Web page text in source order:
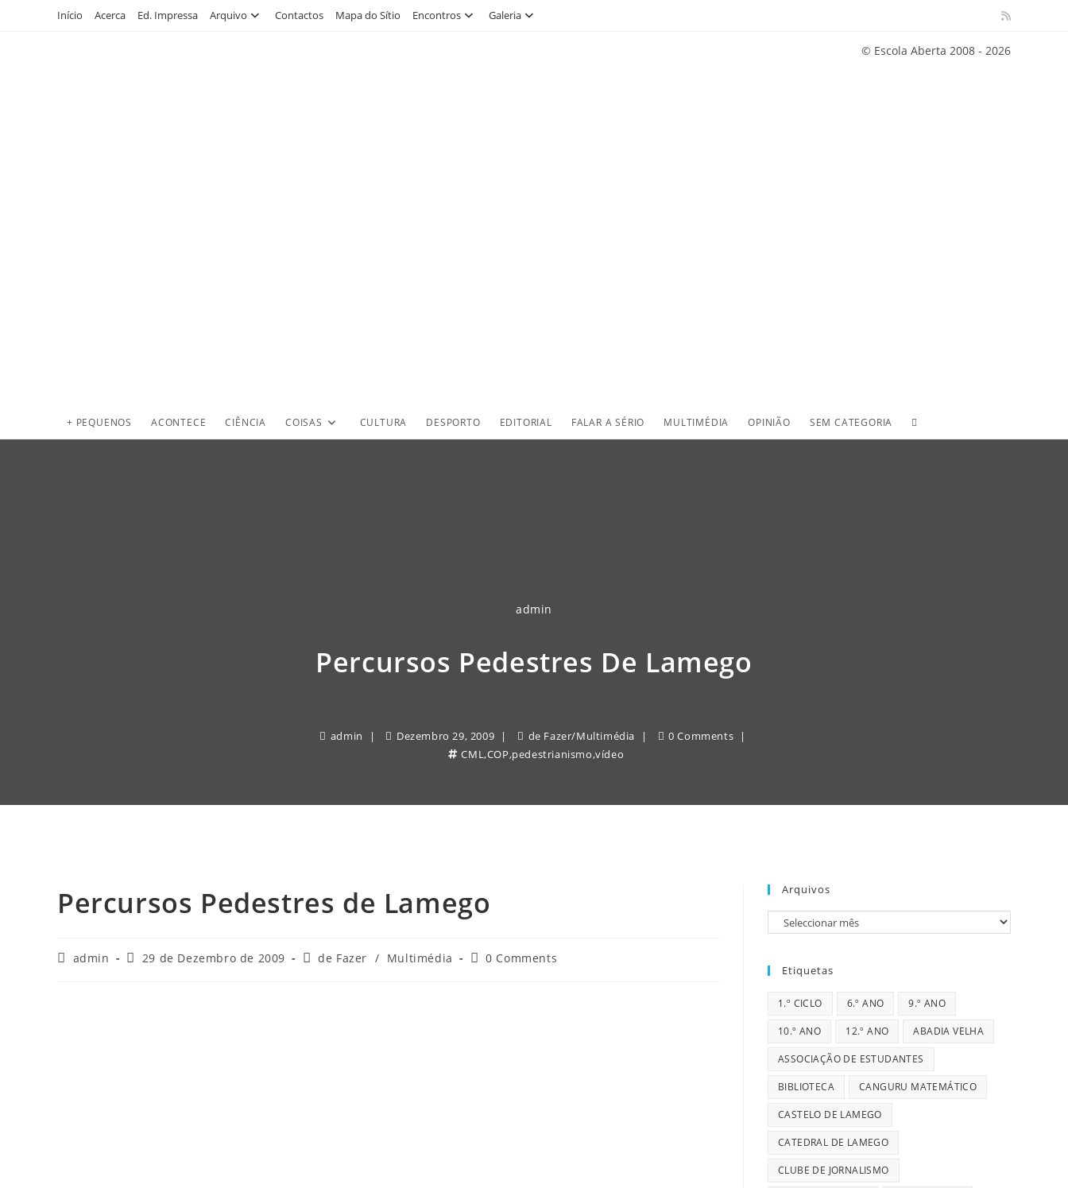
Início Acerca Ed. Impressa Arquivo Contactos Mapa do Sítio Encontros Galeria
© Escola Aberta 2008 - 2026
+ PEQUENOS ACONTECE CIÊNCIA COISAS CULTURA DESPORTO EDITORIAL FALAR A SÉRIO MULTIMÉDIA OPINIÃO SEM CATEGORIA TOGGLE
admin
Percursos Pedestres De Lamego
admin Dezembro 29, 2009 de Fazer/Multimédia
0 Comments
CML,COP,pedestrianismo,vídeo
Percursos Pedestres de Lamego
Postadmin
Post29 de Dezembro de 2009
Postde Fazer / Multimédia
Post0 Comments
Arquivos
Arquivos
Etiquetas
1.º CICLO 6.º ANO 9.º ANO
10.º ANO 12.º ANO ABADIA VELHA
ASSOCIAÇÃO DE ESTUDANTES
BIBLIOTECA CANGURU MATEMÁTICO
CASTELO DE LAMEGO
CATEDRAL DE LAMEGO
CLUBE DE JORNALISMO